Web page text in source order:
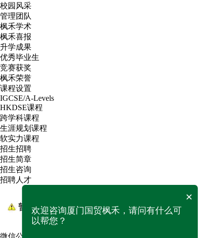
校园风采
管理团队
枫禾学术
枫禾喜报
升学成果
优秀毕业生
竞赛获奖
枫禾荣誉
课程设置
IGCSE/A-Levels
HKDSE课程
跨学科课程
生涯规划课程
软实力课程
招生招聘
招生简章
招生咨询
招聘人才
微信公众号
×
欢迎咨询厦门国贸枫禾，请问有什么可
以帮您？